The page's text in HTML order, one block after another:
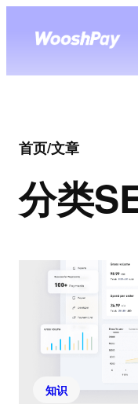
首页/文章
分类
知识